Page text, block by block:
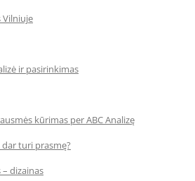
Vilniuje
ir pasirinkimas
kūrimas per ABC Analizę
turi prasmę?
dizainas